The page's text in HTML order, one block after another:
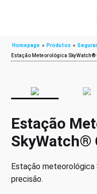
Homepage » Produtos »
Estação Meteorológica SkyWatch®
Estação
SkyWatch®
Estação
precisão.